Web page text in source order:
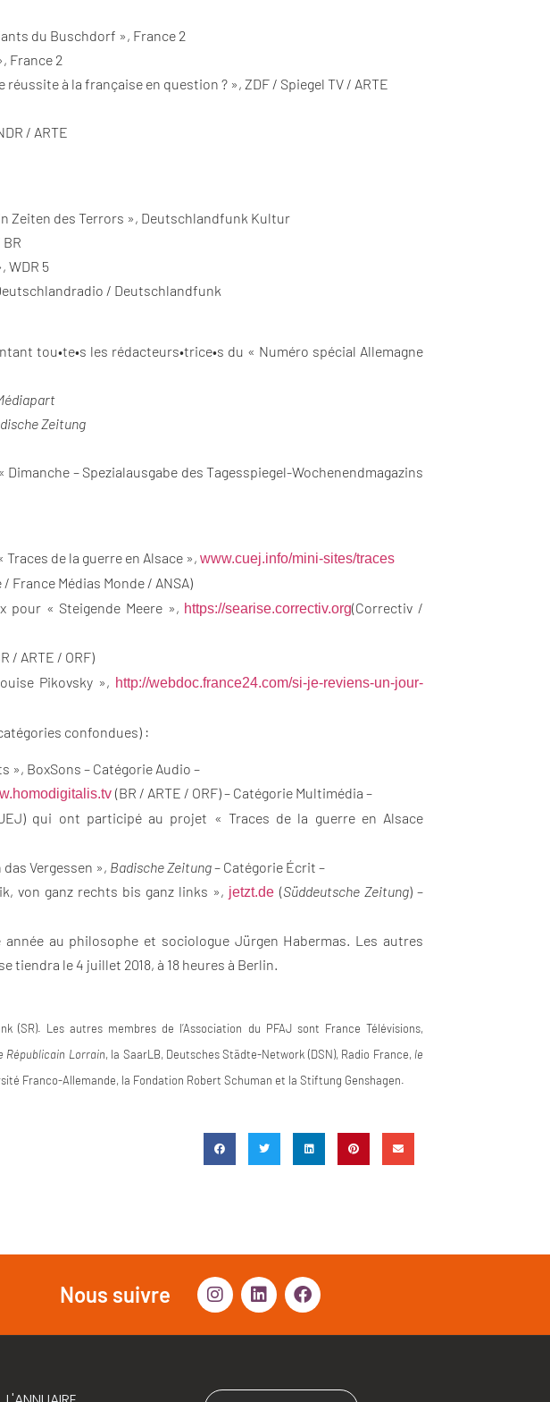
du Buschdorf », France 2
France 2
à la française en question ? », ZDF / Spiegel TV / ARTE
/ ARTE
Zeiten des Terrors », Deutschlandfunk Kultur
WDR 5
/ Deutschlandfunk
tou•te•s les rédacteurs•trice•s du « Numéro spécial Allemagne
Zeitung
– Spezialausgabe des Tagesspiegel-Wochenendmagazins
de la guerre en Alsace », www.cuej.info/mini-sites/traces
France Médias Monde / ANSA)
pour « Steigende Meere », https://searise.correctiv.org(Correctiv /
/ ARTE / ORF)
Pikovsky », http://webdoc.france24.com/si-je-reviens-un-jour-
confondues) :
», BoxSons – Catégorie Audio –
(BR / ARTE / ORF) – Catégorie Multimédia –
qui ont participé au projet « Traces de la guerre en Alsace
Vergessen », Badische Zeitung– Catégorie Écrit –
von ganz rechts bis ganz links », jetzt.de (Süddeutsche Zeitung) –
au philosophe et sociologue Jürgen Habermas. Les autres
le 4 juillet 2018, à 18 heures à Berlin.
Les autres membres de l’Association du PFAJ sont France Télévisions,
Républicain Lorrain, la SaarLB, Deutsches Städte-Network (DSN), Radio France, le
Franco-Allemande, la Fondation Robert Schuman et la Stiftung Genshagen.
Nous suivre